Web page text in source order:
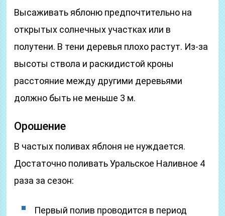
Высаживать яблоню предпочтительно на
открытых солнечных участках или в
полутени. В тени деревья плохо растут. Из-за
высоты ствола и раскидистой кроны
расстояние между другими деревьями
должно быть не меньше 3 м.
Орошение
В частых поливах яблоня не нуждается.
Достаточно поливать Уральское Наливное 4
раза за сезон:
Первый полив проводится в период